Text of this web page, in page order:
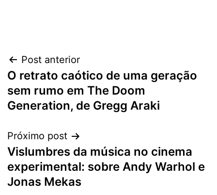
Navegação
de
Post
Post anterior
O retrato caótico de uma geração
sem rumo em The Doom
Generation, de Gregg Araki
Próximo post
Vislumbres da música no cinema
experimental: sobre Andy Warhol e
Jonas Mekas